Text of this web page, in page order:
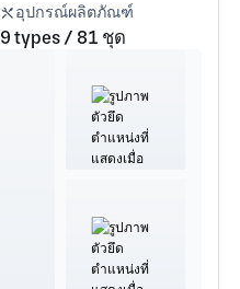
อุปกรณ์ผลิตภัณฑ์
9 types / 81 ชุด